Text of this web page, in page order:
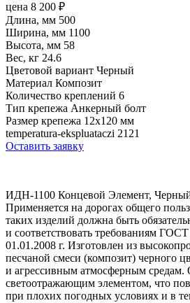
цена 8 200 ₽
Длина, мм 500
Ширина, мм 1100
Высота, мм 58
Вес, кг 24.6
Цветовой вариант Черный
Материал Композит
Количество креплений 6
Тип крепежа Анкерный болт
Размер крепежа 12х120 мм
temperatura-ekspluataczi 2121
Оставить заявку
ИДН-1100 Концевой Элемент,
Применяется на дорогах общего
таких изделий должна быть
и соответствовать требованиям
01.01.2008 г. Изготовлен из
песчаной смеси (композит) черного
и агрессивным атмосферным средам.
светоотражающим элементом, что
при плохих погодных условиях и в